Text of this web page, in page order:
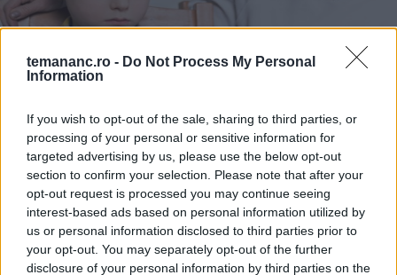
temananc.ro - Do Not Process My Personal
Information
If you wish to opt-out of the sale, sharing to third parties, or
processing of your personal or sensitive information for
targeted advertising by us, please use the below opt-out
section to confirm your selection. Please note that after your
opt-out request is processed you may continue seeing
interest-based ads based on personal information utilized by
us or personal information disclosed to third parties prior to
your opt-out. You may separately opt-out of the further
disclosure of your personal information by third parties on the
STIL DE VIAȚĂ
Ce este terapia prin mâncare și ce trebuie
să faci dacă copilul tău are nevoie